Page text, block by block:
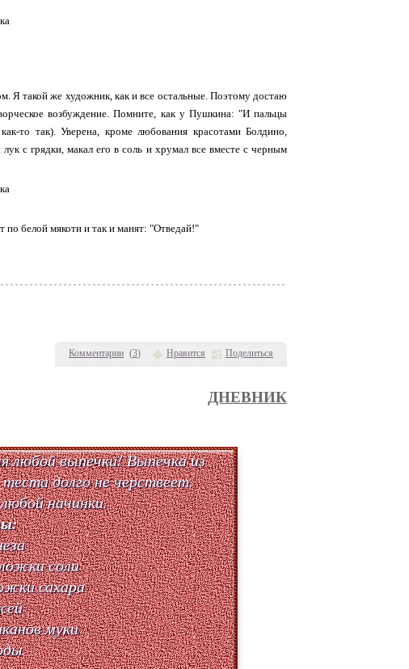
Комментарии (3) Нравится Поделиться
такой же художник, как и все остальные. Поэтому достаю
возбуждение. Помните, как у Пушкина: "И пальцы
то так). Уверена, кроме любования красотами Болдино,
с грядки, макал его в соль и хрумал все вместе с черным
по белой мякоти и так и манят: "Отведай!"
ДНЕВНИК
любой выпечки! Выпечка из
долго не черствеет.
начинки.
соли
сахара
муки